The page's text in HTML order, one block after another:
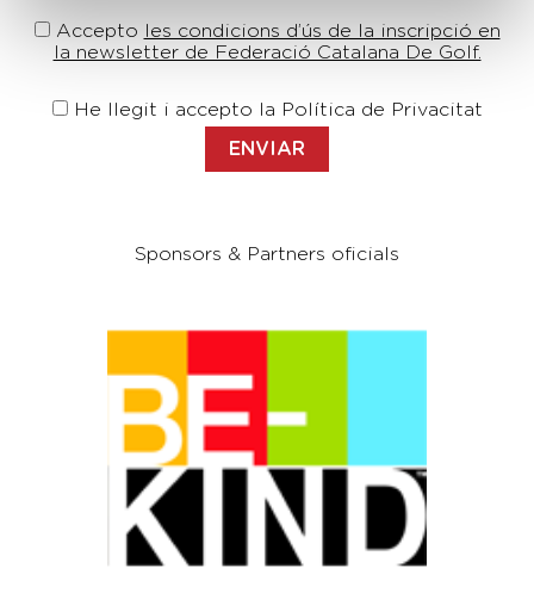
Accepto
les condicions d’ús de la inscripció en
la newsletter de Federació Catalana De Golf.
He llegit i accepto la Política de Privacitat
Sponsors & Partners oficials